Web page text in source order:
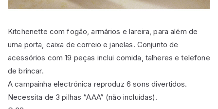
Kitchenette com fogão, armários e lareira, para além de
uma porta, caixa de correio e janelas. Conjunto de
acessórios com 19 peças inclui comida, talheres e telefone
de brincar.
A campainha electrónica reproduz 6 sons divertidos.
Necessita de 3 pilhas “AAA” (não incluídas).